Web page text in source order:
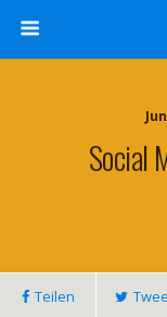
Social
Teilen